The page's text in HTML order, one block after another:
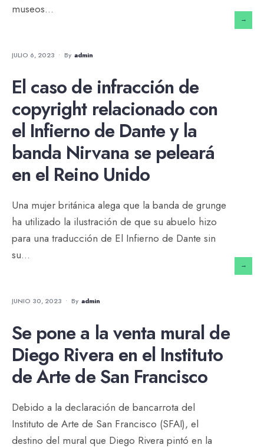
museos...
→
JULIO 6, 2023 • By Admin
El caso de infracción de
copyright relacionado con
el Infierno de Dante y la
banda Nirvana se peleará
en el Reino Unido
Una mujer británica alega que la banda de grunge
ha utilizado la ilustración de que su abuelo hizo
para una traducción de El Infierno de Dante sin
su...
→
JUNIO 30, 2023 • By Admin
Se pone a la venta mural de
Diego Rivera en el Instituto
de Arte de San Francisco
Debido a la declaración de bancarrota del
Instituto de Arte de San Francisco (SFAI), el
destino del mural que Diego Rivera pintó en la